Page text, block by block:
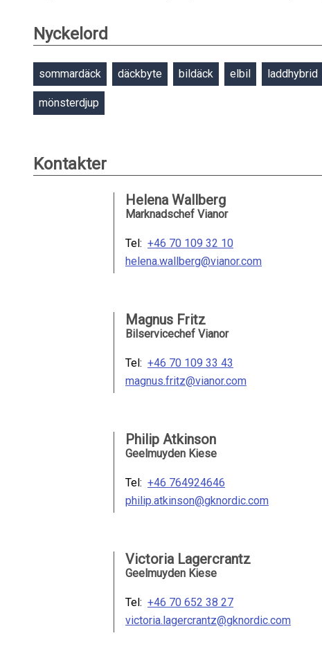
Nyckelord
sommardäck däckbyte bildäck elbil laddhybrid
mönsterdjup
Kontakter
Helena Wallberg
Marknadschef Vianor
Tel: +46 70 109 32 10
helena.wallberg@vianor.com
Magnus Fritz
Bilservicechef Vianor
Tel: +46 70 109 33 43
magnus.fritz@vianor.com
Philip Atkinson
Geelmuyden Kiese
Tel: +46 764924646
philip.atkinson@gknordic.com
Victoria Lagercrantz
Geelmuyden Kiese
Tel: +46 70 652 38 27
victoria.lagercrantz@gknordic.com